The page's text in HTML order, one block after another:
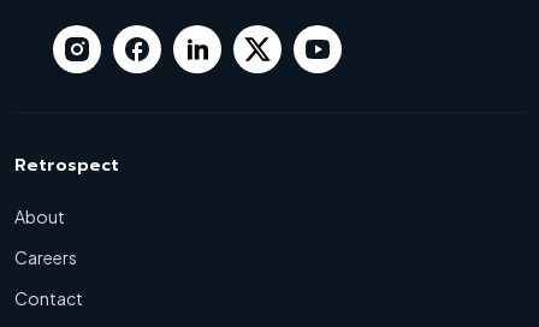
Retrospect
About
Careers
Contact